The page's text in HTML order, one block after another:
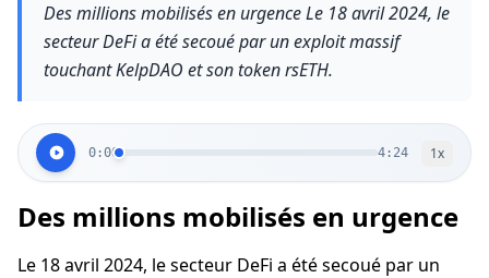
Des millions mobilisés en urgence Le 18 avril 2024, le
secteur DeFi a été secoué par un exploit massif
touchant KelpDAO et son token rsETH.
0:00 4:24 1x
Des millions mobilisés en urgence
Le 18 avril 2024, le secteur DeFi a été secoué par un